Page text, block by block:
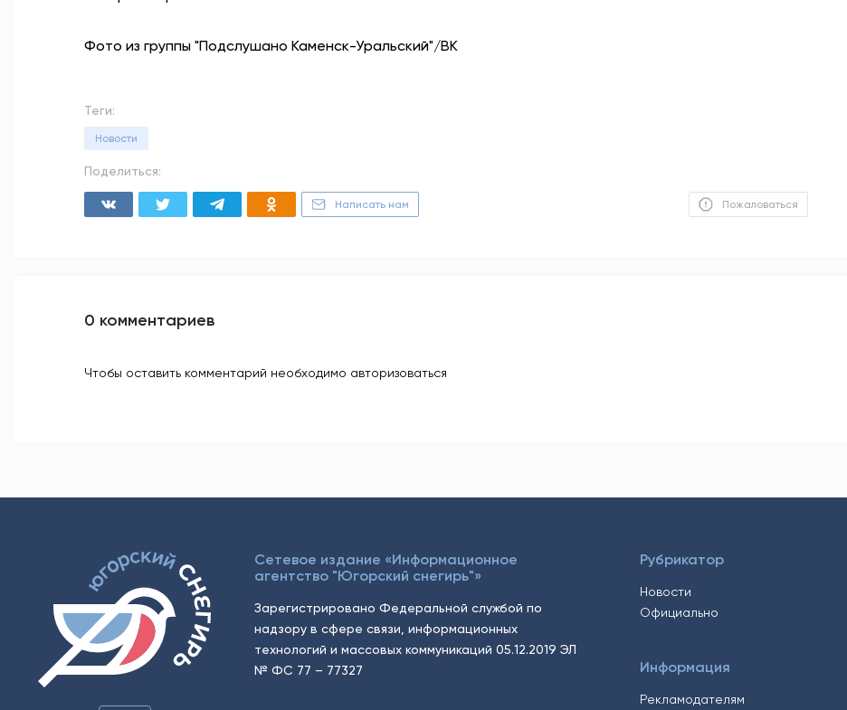
Фото из группы "Подслушано Каменск-Уральский"/ВК
Теги:
Новости
Поделиться:
Написать нам Пожаловаться
0 комментариев
Чтобы оставить комментарий необходимо авторизоваться
Сетевое издание «Информационное
агентство "Югорский снегирь"»
Зарегистрировано Федеральной службой по
надзору в сфере связи, информационных
технологий и массовых коммуникаций 05.12.2019 ЭЛ
№ ФС 77 – 77327
Рубрикатор
Новости
Официально
Информация
Рекламодателям